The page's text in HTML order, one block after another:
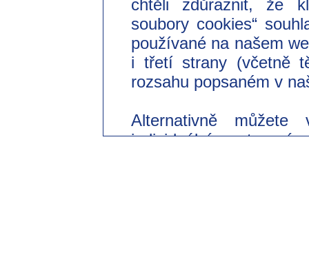
chtěli zdůraznit, že
soubory cookies“
používané na našem
i třetí strany (včetně
rozsahu popsaném v
Alternativně
individuální nastavení